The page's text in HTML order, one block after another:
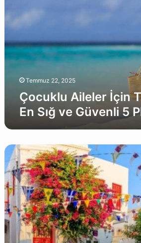
Türkiye’nin
ve
Güvenli
Temmuz 22, 2025
Çocuklu Aileler İçin
En Sığ ve Güvenli 5
Kapı
Vizesi
ile
Ziyaret
Edebileceğiniz
10
Yunan
Adası